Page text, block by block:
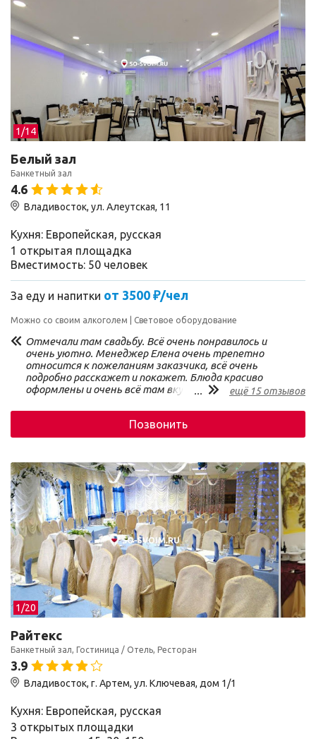
1/14
Белый зал
Банкетный зал
4.6
Владивосток, ул. Алеутская, 11
Кухня: Европейская, русская
1 открытая площадка
Вместимость: 50 человек
За еду и напитки от 3500 ₽/чел
Можно со своим алкоголем Световое оборудование
Отмечали там свадьбу. Всё очень понравилось и
очень уютно. Менеджер Елена очень трепетно
относится к пожеланиям заказчика, всё очень
подробно расскажет и покажет. Блюда красиво
оформлены и очень всё там вкусно. Забота о гостях
Твердое «Да!»
... ещё 15 отзывов
Позвонить
1/20
Райтекс
Банкетный зал, Гостиница / Отель, Ресторан
3.9
Владивосток, г. Артем, ул. Ключевая, дом 1/1
Кухня: Европейская, русская
3 открытых площадки